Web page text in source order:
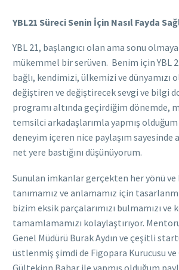
YBL21 Süreci Senin İçin Nasıl Fayda
YBL 21, başlangıcı olan ama sonu
mükemmel bir serüven. Benim için YBL
bağlı, kendimizi, ülkemizi ve dünyamızı
değiştiren ve değiştirecek sevgi ve bilgi
programı altında geçirdiğim dönemde,
temsilci arkadaşlarımla yapmış
deneyim içeren nice paylaşım sayesinde
net yere bastığını düşünüyorum.
Sunulan imkanlar gerçekten her yönü ve
tanımamız ve anlamamız için
bizim eksik parçalarımızı bulmamızı ve
tamamlamamızı kolaylaştırıyor.
Genel Müdürü Burak Aydın ve çeşitli
üstlenmiş şimdi de Figopara Kurucusu ve